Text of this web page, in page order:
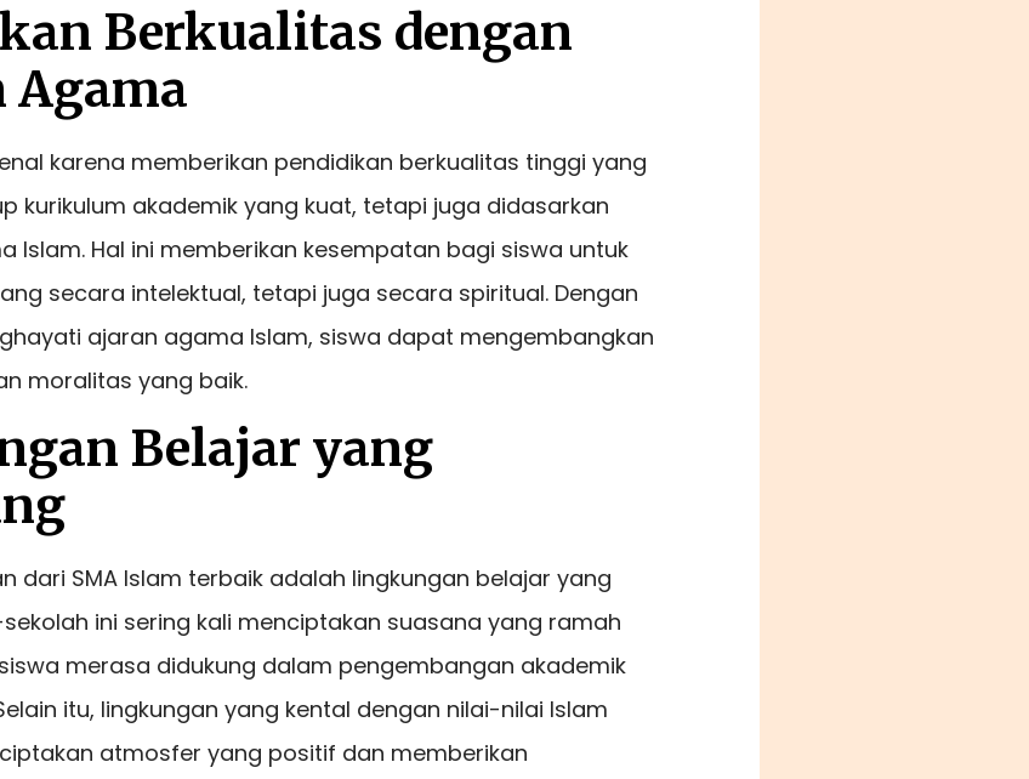
Berkualitas dengan
Agama
karena memberikan pendidikan berkualitas tinggi yang
kurikulum akademik yang kuat, tetapi juga didasarkan
Islam. Hal ini memberikan kesempatan bagi siswa untuk
secara intelektual, tetapi juga secara spiritual. Dengan
ajaran agama Islam, siswa dapat mengembangkan
moralitas yang baik.
Belajar yang
dari SMA Islam terbaik adalah lingkungan belajar yang
ini sering kali menciptakan suasana yang ramah
merasa didukung dalam pengembangan akademik
itu, lingkungan yang kental dengan nilai-nilai Islam
atmosfer yang positif dan memberikan